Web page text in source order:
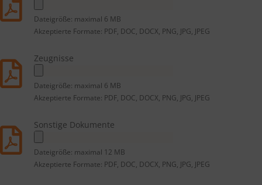
Dateigröße: maximal 6 MB
Akzeptierte Formate: PDF, DOC, DOCX, PNG, JPG, JPEG
Zeugnisse
Dateigröße: maximal 6 MB
Akzeptierte Formate: PDF, DOC, DOCX, PNG, JPG, JPEG
Sonstige Dokumente
Dateigröße: maximal 12 MB
Akzeptierte Formate: PDF, DOC, DOCX, PNG, JPG, JPEG